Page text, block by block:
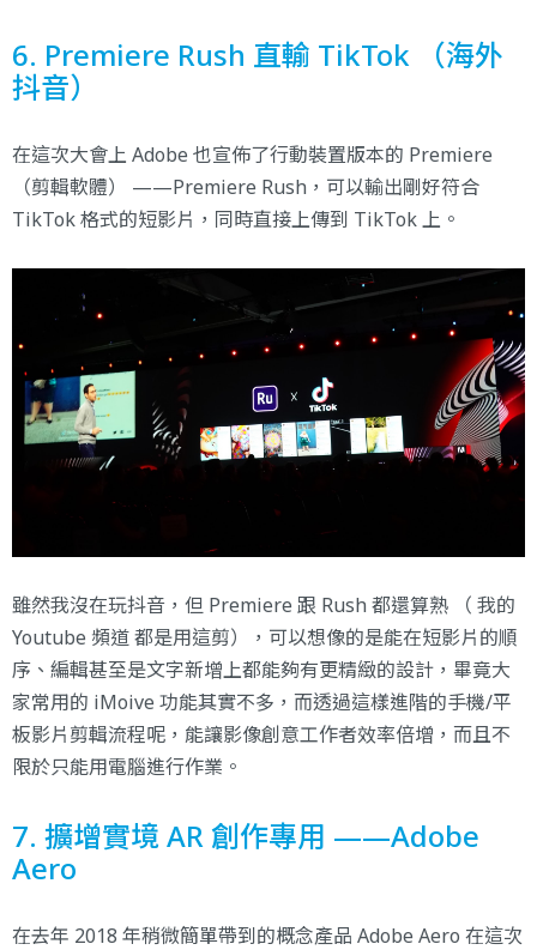
6. Premiere Rush 直輸 TikTok （海外
抖音）
在這次大會上 Adobe 也宣佈了行動裝置版本的 Premiere
（剪輯軟體） ——Premiere Rush，可以輸出剛好符合
TikTok 格式的短影片，同時直接上傳到 TikTok 上。
雖然我沒在玩抖音，但 Premiere 跟 Rush 都還算熟 （ 我的
Youtube 頻道都是用這剪），可以想像的是能在短影片的順
序、編輯甚至是文字新增上都能夠有更精緻的設計，畢竟大
家常用的 iMoive 功能其實不多，而透過這樣進階的手機/平
板影片剪輯流程呢，能讓影像創意工作者效率倍增，而且不
限於只能用電腦進行作業。
7. 擴增實境 AR 創作專用 ——Adobe
Aero
在去年 2018 年稍微簡單帶到的概念產品 Adobe Aero 在這次